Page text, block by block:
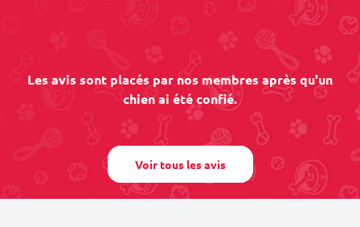
Les avis sont placés par nos membres après qu'un
chien ai été confié.
Voir tous les avis